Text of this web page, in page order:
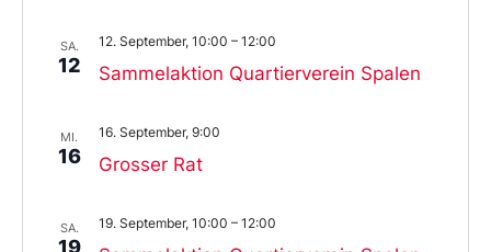
SA.
12 Sammelaktion Quartierverein Spalen
12. September, 10:00 – 12:00
MI.
16 Grosser Rat
16. September, 9:00
SA.
19
19. September, 10:00 – 12:00